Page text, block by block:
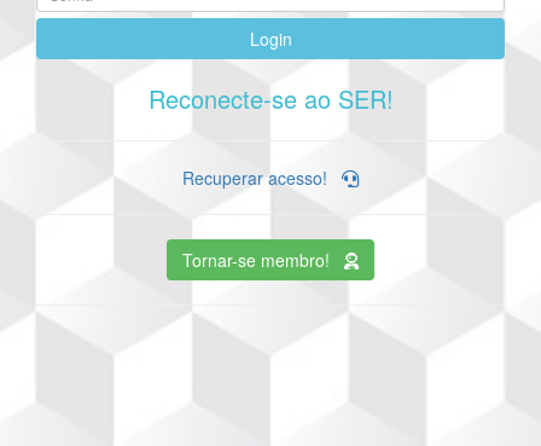
Login
Reconecte-se ao SER!
Recuperar acesso!
Tornar-se membro!